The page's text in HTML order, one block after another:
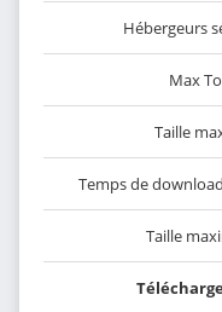
Hébergeurs
Max
Taille
Temps de
Taille